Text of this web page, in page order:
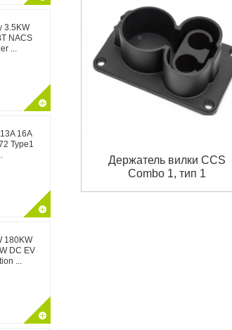
3.5KW
NACS
...
16A
Type1
180KW
DC EV
...
Держатель вилки CCS
Combo 1, тип 1